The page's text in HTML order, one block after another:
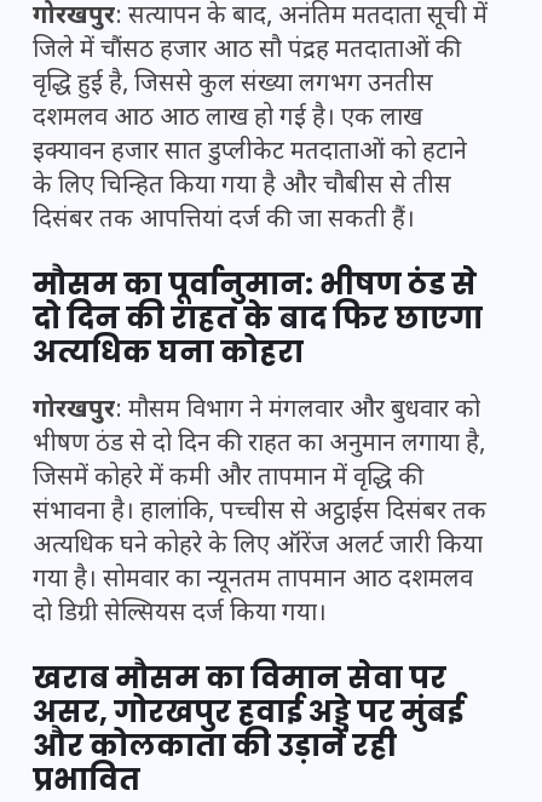
गोरखपुर: सत्यापन के बाद, अनंतिम मतदाता सूची में
जिले में चौंसठ हजार आठ सौ पंद्रह मतदाताओं की
वृद्धि हुई है, जिससे कुल संख्या लगभग उनतीस
दशमलव आठ आठ लाख हो गई है। एक लाख
इक्यावन हजार सात डुप्लीकेट मतदाताओं को हटाने
के लिए चिन्हित किया गया है और चौबीस से तीस
दिसंबर तक आपत्तियां दर्ज की जा सकती हैं।
मौसम का पूर्वानुमान: भीषण ठंड से
दो दिन की राहत के बाद फिर छाएगा
अत्यधिक घना कोहरा
गोरखपुर: मौसम विभाग ने मंगलवार और बुधवार को
भीषण ठंड से दो दिन की राहत का अनुमान लगाया है,
जिसमें कोहरे में कमी और तापमान में वृद्धि की
संभावना है। हालांकि, पच्चीस से अट्ठाईस दिसंबर तक
अत्यधिक घने कोहरे के लिए ऑरेंज अलर्ट जारी किया
गया है। सोमवार का न्यूनतम तापमान आठ दशमलव
दो डिग्री सेल्सियस दर्ज किया गया।
खराब मौसम का विमान सेवा पर
असर, गोरखपुर हवाई अड्डे पर मुंबई
और कोलकाता की उड़ानें रही
प्रभावित